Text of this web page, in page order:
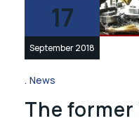
17
September 2018
News
The